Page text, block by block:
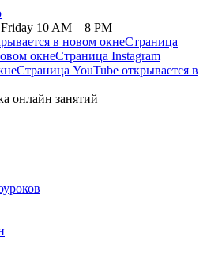
10 AM – 8 PM
в новом окнеСтраница
окнеСтраница Instagram
Страница YouTube открывается в
онлайн занятий